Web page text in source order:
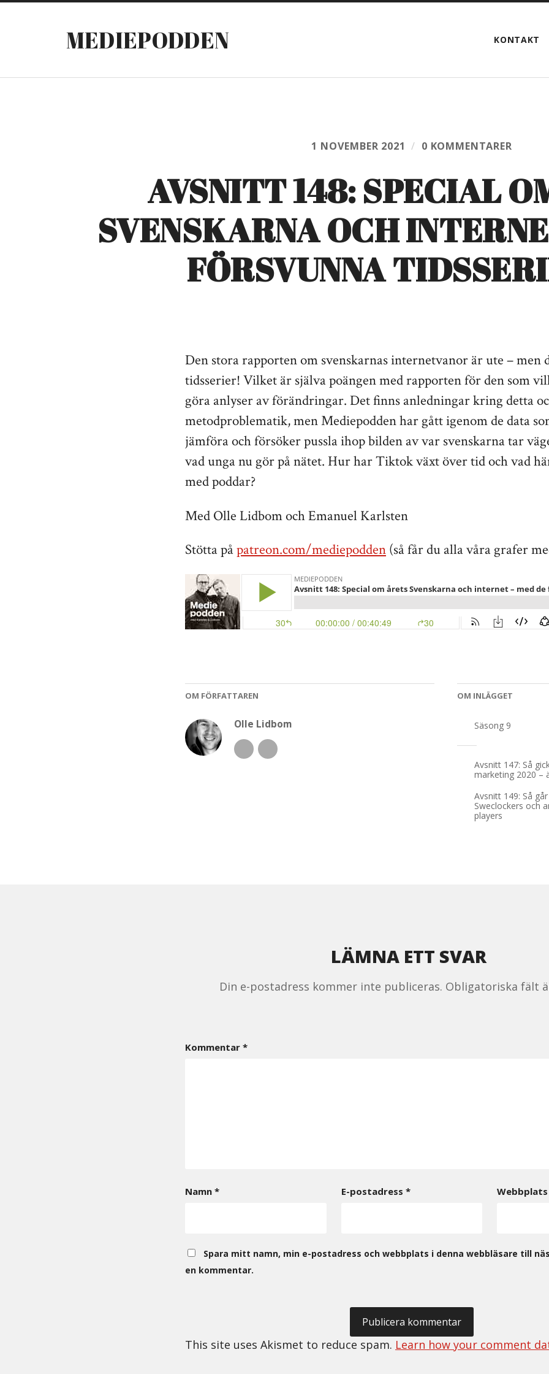
MEDIEPODDEN KONTAKT
1 NOVEMBER 2021 / 0 KOMMENTARER
AVSNITT 148: SPECIAL
SVENSKARNA OCH
FÖRSVUNNA
Den stora rapporten om svenskarnas internetvanor är ute – men
tidsserier! Vilket är själva poängen med rapporten för den som
göra anlyser av förändringar. Det finns anledningar kring detta
metodproblematik, men Mediepodden har gått igenom de data
jämföra och försöker pussla ihop bilden av var svenskarna tar
vad unga nu gör på nätet. Hur har Tiktok växt över tid och vad
med poddar?
Med Olle Lidbom och Emanuel Karlsten
Stötta påpatreon.com/mediepodden (så får du alla våra grafer
OM FÖRFATTAREN
Olle Lidbom
OM INLÄGGET
Säsong 9
Avsnitt 147: Så
marketing 2020 –
Avsnitt 149: Så
Sweclockers och
players
LÄMNA ETT SVAR
Din e-postadress kommer inte publiceras. Obligatoriska fält
Kommentar *
Namn * E-postadress * Webbplats
Spara mitt namn, min e-postadress och webbplats i denna webbläsare till
en kommentar.
This site uses Akismet to reduce spam. Learn how your comment